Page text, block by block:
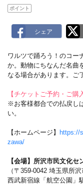
ポイント
ワルツで踊ろう！のコー
か。動物にちなんだ名曲
なる場合があります。ご
【チケットご予約・ご購
※お客様都合での払戻し
い。
【ホームページ】
https://
zawa/
【会場】所沢市民文化
（〒359-0042 埼玉県所
西武新宿線「航空公園」